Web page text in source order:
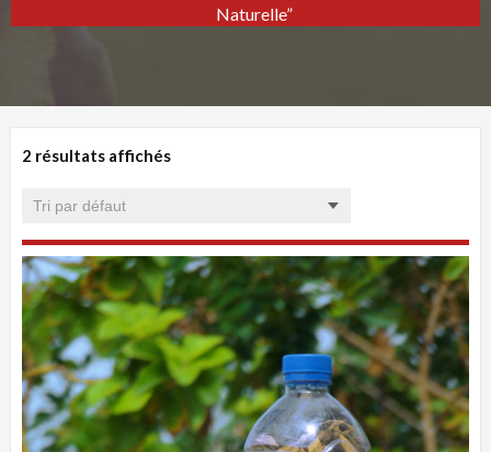
Naturelle”
2 résultats affichés